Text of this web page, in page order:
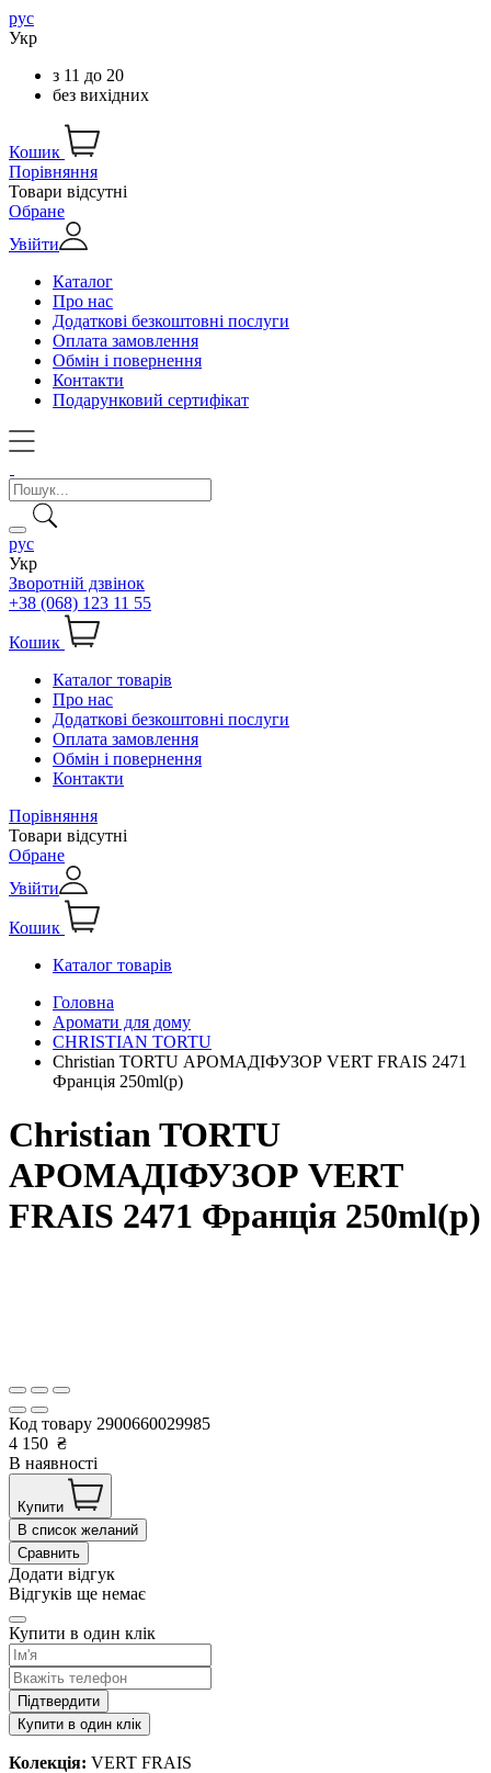
рус
Укр
з 11 до 20
без вихідних
Кошик
Порівняння
Товари відсутні
Обране
Увійти
Каталог
Про нас
Додаткові безкоштовні послуги
Оплата замовлення
Обмін і повернення
Контакти
Подарунковий сертифікат
рус
Укр
Зворотній дзвінок
+38 (068) 123 11 55
Кошик
Каталог товарів
Про нас
Додаткові безкоштовні послуги
Оплата замовлення
Обмін і повернення
Контакти
Порівняння
Товари відсутні
Обране
Увійти
Кошик
Каталог товарів
Головна
Аромати для дому
CHRISTIAN TORTU
Christian TORTU АРОМАДІФУЗОР VERT FRAIS 2471
Франція 250ml(р)
Christian TORTU
АРОМАДІФУЗОР VERT
FRAIS 2471 Франція 250ml(р)
Код товару 2900660029985
4 150 ₴
В наявності
Купити
В список желаний
Сравнить
Додати відгук
Відгуків ще немає
Купити в один клік
Підтвердити
Купити в один клік
Колекція: VERT FRAIS